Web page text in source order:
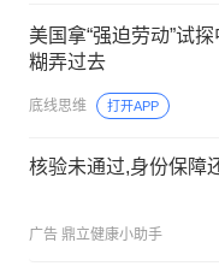
美国拿“强迫劳动”试
糊弄过去
底线思维 打开APP
核验未通过,身份保障
广告 鼎立健康小助手